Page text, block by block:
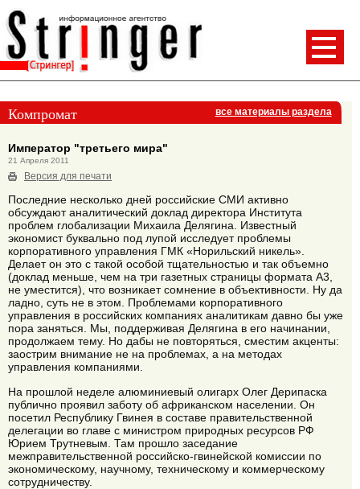
Компромат все материалы раздела
Император "третьего мира"
21 Апреля 2011
Версия для печати
Последние несколько дней российские СМИ активно
обсуждают аналитический доклад директора Института
проблем глобализации Михаила Делягина. Известный
экономист буквально под лупой исследует проблемы
корпоративного управления ГМК «Норильский никель».
Делает он это с такой особой тщательностью и так объемно
(доклад меньше, чем на три газетных страницы формата А3,
не уместится), что возникает сомнение в объективности. Ну да
ладно, суть не в этом. Проблемами корпоративного
управления в российских компаниях аналитикам давно бы уже
пора заняться. Мы, поддерживая Делягина в его начинании,
продолжаем тему. Но дабы не повторяться, сместим акценты:
заострим внимание не на проблемах, а на методах
управления компаниями.
На прошлой неделе алюминиевый олигарх Олег Дерипаска
публично проявил заботу об африканском населении. Он
посетил Республику Гвинея в составе правительственной
делегации во главе с министром природных ресурсов РФ
Юрием Трутневым. Там прошло заседание
межправительственной российско-гвинейской комиссии по
экономическому, научному, техническому и коммерческому
сотрудничеству.